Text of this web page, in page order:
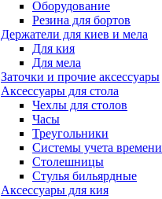
Оборудование
Резина для бортов
Держатели для киев и мела
Для кия
Для мела
Заточки и прочие аксессуары
Аксессуары для стола
Чехлы для столов
Часы
Треугольники
Системы учета времени
Столешницы
Стулья бильярдные
Аксессуары для кия